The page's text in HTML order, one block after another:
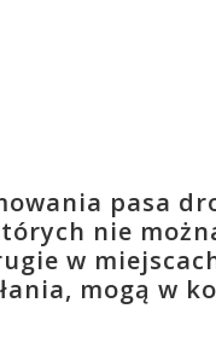
pasa
nie
w
mogą w